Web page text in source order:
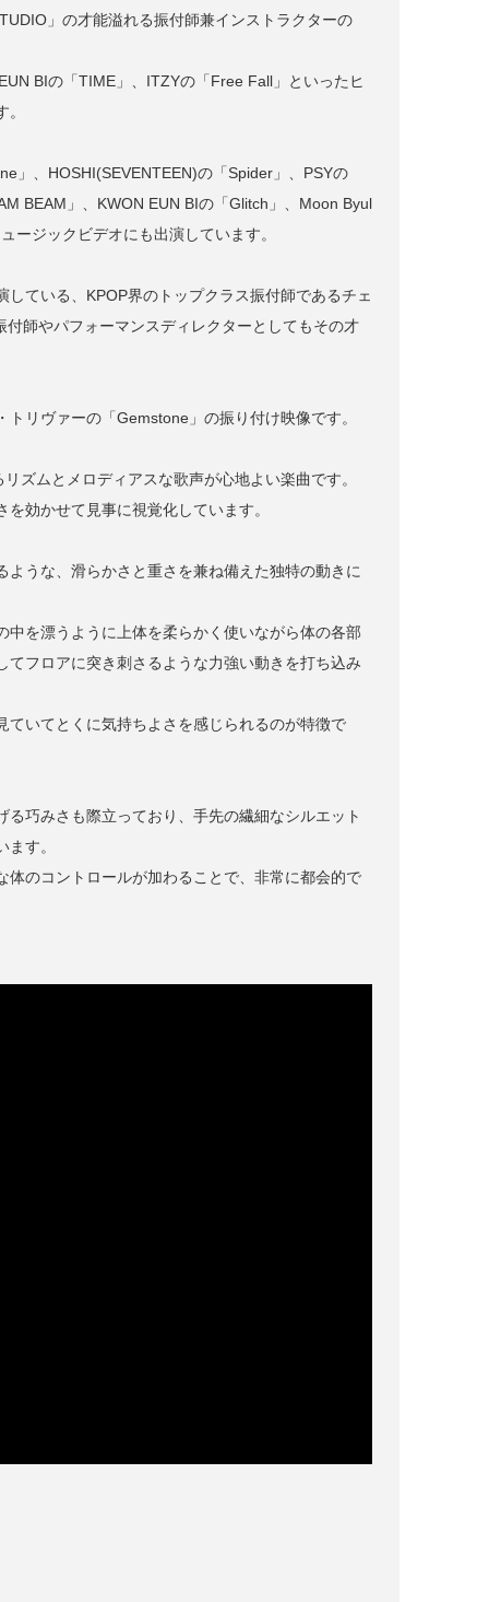
」の才能溢れる振付師兼インストラクターの
BIの「TIME」、ITZYの「Free Fall」といったヒ
」、HOSHI(SEVENTEEN)の「Spider」、PSYの
BEAM」、KWON EUN BIの「Glitch」、Moon Byul
ージックビデオにも出演しています。
ている、KPOP界のトップクラス振付師であるチェ
師やパフォーマンスディレクターとしてもその才
リヴァーの「Gemstone」の振り付け映像です。
ズムとメロディアスな歌声が心地よい楽曲です。
効かせて見事に視覚化しています。
うな、滑らかさと重さを兼ね備えた独特の動きに
中を漂うように上体を柔らかく使いながら体の各部
フロアに突き刺さるような力強い動きを打ち込み
いてとくに気持ちよさを感じられるのが特徴で
巧みさも際立っており、手先の繊細なシルエット
す。
のコントロールが加わることで、非常に都会的で